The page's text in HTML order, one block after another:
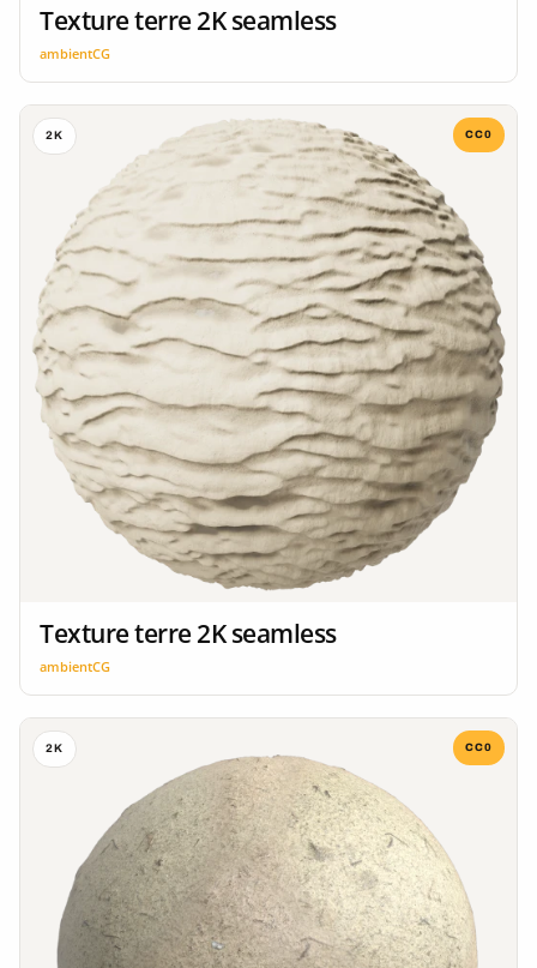
Texture terre 2K seamless
ambientCG
2K CC0
Texture terre 2K seamless
ambientCG
2K CC0